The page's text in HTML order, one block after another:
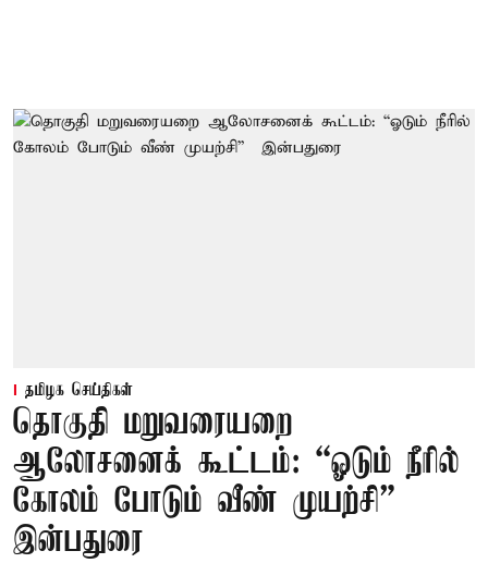
தமிழக செய்திகள்
தொகுதி மறுவரையறை
ஆலோசனைக் கூட்டம்: “ஓடும் நீரில்
கோலம் போடும் வீண் முயற்சி” –
இன்பதுரை